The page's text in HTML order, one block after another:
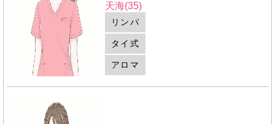
天海(35)
リンパ
タイ式
アロマ